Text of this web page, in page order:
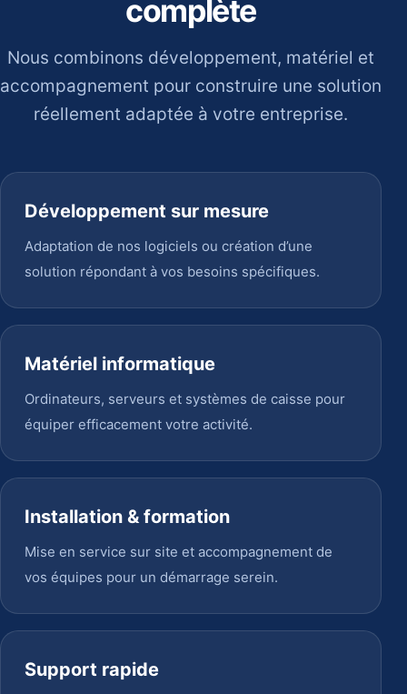
complète
Nous combinons développement, matériel et
accompagnement pour construire une solution
réellement adaptée à votre entreprise.
Développement sur mesure
Adaptation de nos logiciels ou création d’une
solution répondant à vos besoins spécifiques.
Matériel informatique
Ordinateurs, serveurs et systèmes de caisse pour
équiper efficacement votre activité.
Installation & formation
Mise en service sur site et accompagnement de
vos équipes pour un démarrage serein.
Support rapide